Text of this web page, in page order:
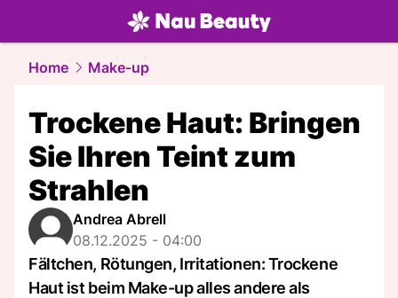
beauty.NAU.ch
Home Make-up
Trockene Haut: Bringen
Sie Ihren Teint zum
Strahlen
Andrea Abrell
08.12.2025 - 04:00
Fältchen, Rötungen, Irritationen: Trockene
Haut ist beim Make-up alles andere als